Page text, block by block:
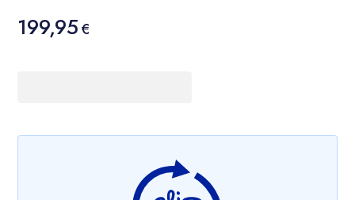
Hinta
199,95 €
199,95€